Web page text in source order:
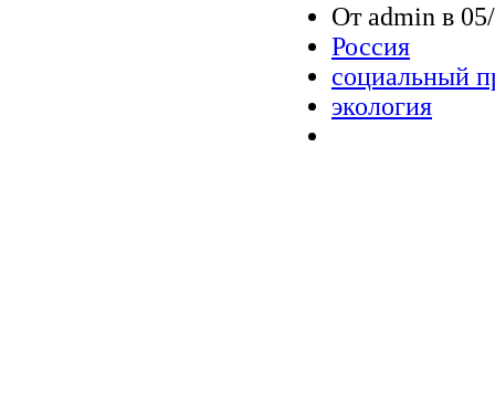
От admin в
Россия
социальный
экология